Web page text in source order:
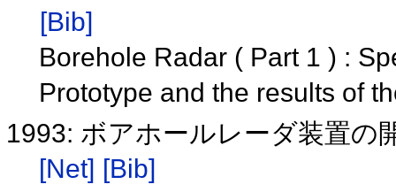
[Bib]
Borehole Radar ( Part 1 ) :
Prototype and the results of
1993: ボアホールレーダ装置の
[Net] [Bib]